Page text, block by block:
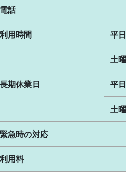
電話
利用時間 平日
土曜
長期休業日 平日
土曜
緊急時の対応
利用料